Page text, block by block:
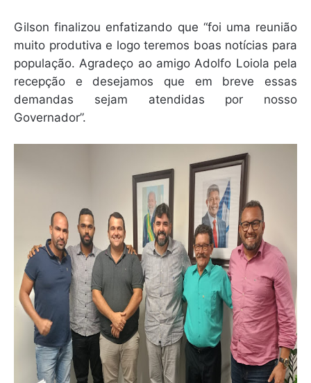
Gilson finalizou enfatizando que “foi uma reunião
muito produtiva e logo teremos boas notícias para
população. Agradeço ao amigo Adolfo Loiola pela
recepção e desejamos que em breve essas
demandas sejam atendidas por nosso
Governador”.